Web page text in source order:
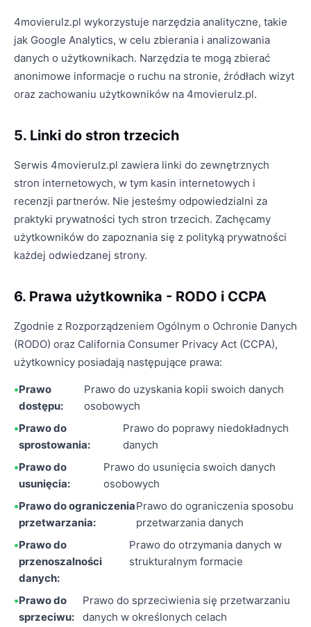
4movierulz.pl wykorzystuje narzędzia analityczne, takie
jak Google Analytics, w celu zbierania i analizowania
danych o użytkownikach. Narzędzia te mogą zbierać
anonimowe informacje o ruchu na stronie, źródłach wizyt
oraz zachowaniu użytkowników na 4movierulz.pl.
5. Linki do stron trzecich
Serwis 4movierulz.pl zawiera linki do zewnętrznych
stron internetowych, w tym kasin internetowych i
recenzji partnerów. Nie jesteśmy odpowiedzialni za
praktyki prywatności tych stron trzecich. Zachęcamy
użytkowników do zapoznania się z polityką prywatności
każdej odwiedzanej strony.
6. Prawa użytkownika - RODO i CCPA
Zgodnie z Rozporządzeniem Ogólnym o Ochronie Danych
(RODO) oraz California Consumer Privacy Act (CCPA),
użytkownicy posiadają następujące prawa:
Prawo
dostępu:
Prawo do uzyskania kopii swoich danych
osobowych
Prawo do
sprostowania:
Prawo do poprawy niedokładnych
danych
Prawo do
usunięcia:
Prawo do usunięcia swoich danych
osobowych
Prawo do ograniczenia
przetwarzania:
Prawo do ograniczenia sposobu
przetwarzania danych
Prawo do
przenoszalności
danych:
Prawo do otrzymania danych w
strukturalnym formacie
Prawo do
sprzeciwu:
Prawo do sprzeciwienia się przetwarzaniu
danych w określonych celach